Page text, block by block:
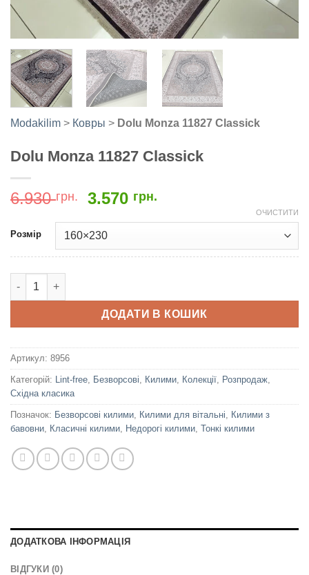
Modakilim > Ковры > Dolu Monza 11827 Classick
Dolu Monza 11827 Classick
6.930грн.
Оригінальна
6.930
грн..
3.570 грн.
грн..
Розмір
ОЧИСТИТИ
Dolu Monza 11827 Classick кількість
ДОДАТИ В КОШИК
Артикул: 8956
Категорій: Lint-free Безворсові Килими Колекції Розпродаж
Східна класика
Позначок: Безворсові килими Килими для вітальні
Килими з
бавовни Класичні килими Недорогі килими Тонкі килими
ДОДАТКОВА ІНФОРМАЦІЯ
ВІДГУКИ (0)